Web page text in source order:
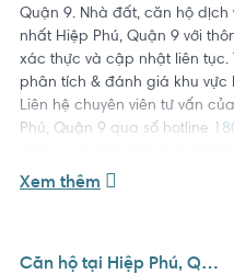
Quận 9. Nhà đất, căn hộ
nhất Hiệp Phú, Quận 9 với
xác thực và cập nhật liên
phân tích & đánh giá khu vực
Liên hệ chuyên viên tư vấn
Phú, Quận 9 qua số hotline
Xem thêm
Căn hộ tại Hiệp Phú, Quận 9